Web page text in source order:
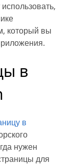
который вы
в
в
нужен
для